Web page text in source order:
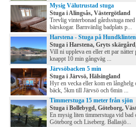
Mysig Välutrustad stuga
Stuga i Alingsås, Västergötland
Trevlig vinterbonad gårdsstuga
bärskogar. Barnvänlig badplats p...
Harstena - Stuga på Hundklinten
Stuga i Harstena, Gryts
Vill ni uppleva en eller ett par nätter
knappt 10 min gångväg ...
Järvsöbacken 5 min
Stuga i Järvsö, Hälsingland
Hyr en vecka eller kom en
bäck, 5km till Järvsö och 6min ...
Timmerstuga 15 meter från sjön
Stuga i Bollebygd, Göteborg,
En mysig liten timmerstuga vid
Göteborg och Liseberg. Ballasjö...